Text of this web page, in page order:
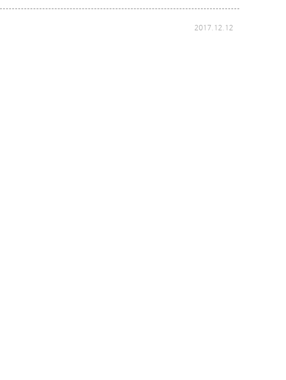
2017.12.12